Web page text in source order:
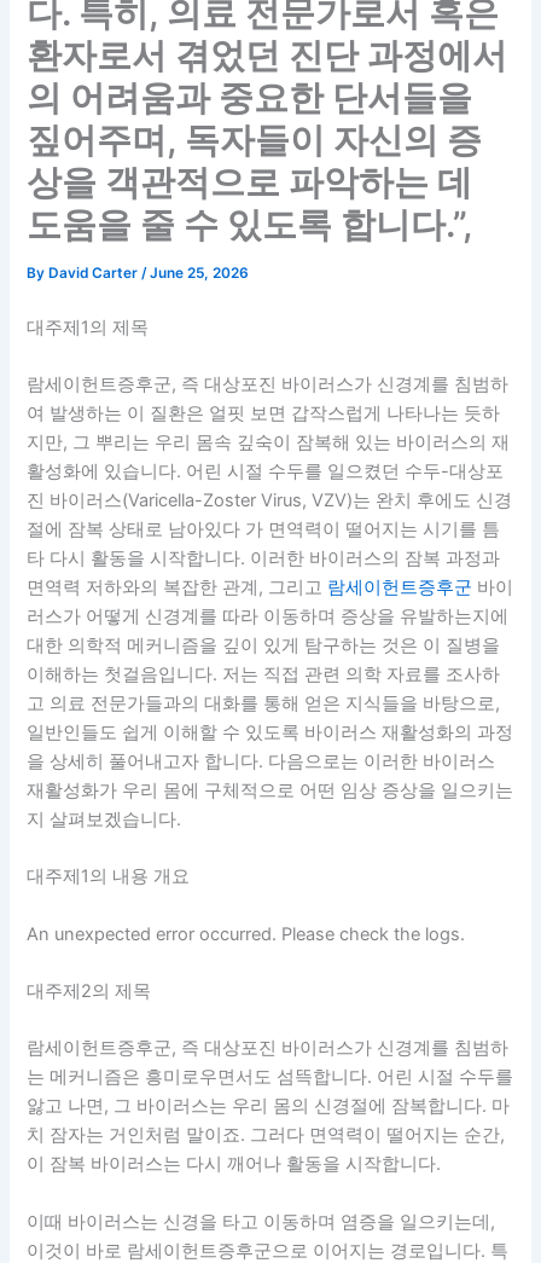
다. 특히, 의료 전문가로서 혹은
환자로서 겪었던 진단 과정에서
의 어려움과 중요한 단서들을
짚어주며, 독자들이 자신의 증
상을 객관적으로 파악하는 데
도움을 줄 수 있도록 합니다.”,
By David Carter/June 25, 2026
대주제1의 제목
람세이헌트증후군, 즉 대상포진 바이러스가 신경계를 침범하
여 발생하는 이 질환은 얼핏 보면 갑작스럽게 나타나는 듯하
지만, 그 뿌리는 우리 몸속 깊숙이 잠복해 있는 바이러스의 재
활성화에 있습니다. 어린 시절 수두를 일으켰던 수두-대상포
진 바이러스(Varicella-Zoster Virus, VZV)는 완치 후에도 신경
절에 잠복 상태로 남아있다 가 면역력이 떨어지는 시기를 틈
타 다시 활동을 시작합니다. 이러한 바이러스의 잠복 과정과
면역력 저하와의 복잡한 관계, 그리고 람세이헌트증후군 바이
러스가 어떻게 신경계를 따라 이동하며 증상을 유발하는지에
대한 의학적 메커니즘을 깊이 있게 탐구하는 것은 이 질병을
이해하는 첫걸음입니다. 저는 직접 관련 의학 자료를 조사하
고 의료 전문가들과의 대화를 통해 얻은 지식들을 바탕으로,
일반인들도 쉽게 이해할 수 있도록 바이러스 재활성화의 과정
을 상세히 풀어내고자 합니다. 다음으로는 이러한 바이러스
재활성화가 우리 몸에 구체적으로 어떤 임상 증상을 일으키는
지 살펴보겠습니다.
대주제1의 내용 개요
An unexpected error occurred. Please check the logs.
대주제2의 제목
람세이헌트증후군, 즉 대상포진 바이러스가 신경계를 침범하
는 메커니즘은 흥미로우면서도 섬뜩합니다. 어린 시절 수두를
앓고 나면, 그 바이러스는 우리 몸의 신경절에 잠복합니다. 마
치 잠자는 거인처럼 말이죠. 그러다 면역력이 떨어지는 순간,
이 잠복 바이러스는 다시 깨어나 활동을 시작합니다.
이때 바이러스는 신경을 타고 이동하며 염증을 일으키는데,
이것이 바로 람세이헌트증후군으로 이어지는 경로입니다. 특